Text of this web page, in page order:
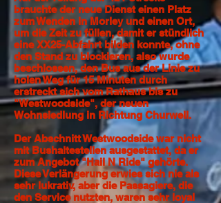
brauchte der neue Dienst einen Platz
zum Wenden in Morley und einen Ort,
um die Zeit zu füllen, damit er stündlich
eine XX25-Abfahrt bilden konnte, ohne
den Stand zu blockieren, also wurde
beschlossen, den Bus aus der Linie zu
holen Weg für 15 Minuten durch
erstreckt sich vom Rathaus bis zu
"Westwoodside", der neuen
Wohnsiedlung in Richtung Churwell.
Der Abschnitt Westwoodside war nicht
mit Bushaltestellen ausgestattet, da er
zum Angebot "Hail N Ride" gehörte.
Diese Verlängerung erwies sich nie als
sehr lukrativ, aber die Passagiere, die
den Service nutzten, waren sehr loyal